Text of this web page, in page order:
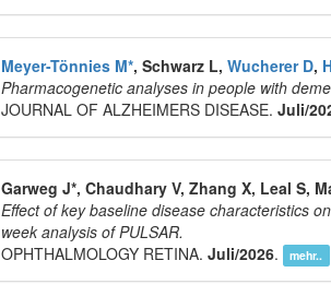
Meyer-Tönnies M*, Schwarz L, Wucherer D,
Pharmacogenetic analyses in people with
JOURNAL OF ALZHEIMERS DISEASE. Juli/
Garweg J*, Chaudhary V, Zhang X, Leal S,
Effect of key baseline disease characteristics
week analysis of PULSAR.
OPHTHALMOLOGY RETINA. Juli/2026. mehr..